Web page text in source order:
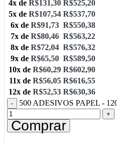
4x de R$131,30 R$525,20
5x de R$107,54 R$537,70
6x de R$91,73 R$550,38
7x de R$80,46 R$563,22
8x de R$72,04 R$576,32
9x de R$65,50 R$589,50
10x de R$60,29 R$602,90
11x de R$56,05 R$616,55
12x de R$52,53 R$630,36
500 ADESIVOS PAPEL -
Comprar